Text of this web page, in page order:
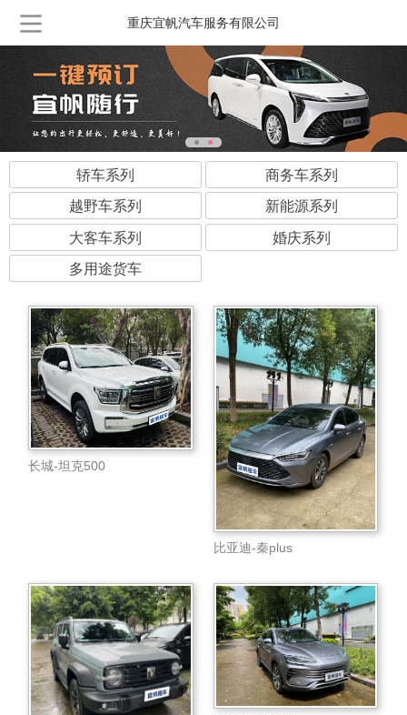
重庆宜帆汽车服务有限公司
轿车系列 商务车系列
越野车系列 新能源系列
大客车系列 婚庆系列
多用途货车
长城-坦克500
比亚迪-秦plus